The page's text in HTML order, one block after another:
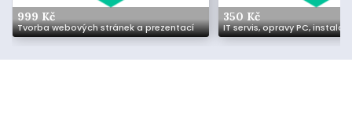
999 Kč
Tvorba webových stránek a prezentací
350 Kč